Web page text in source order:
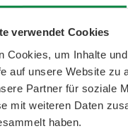
verwendet Cookies
Cookies, um Inhalte
auf unsere Website zu
Partner für soziale
mit weiteren Daten
haben.